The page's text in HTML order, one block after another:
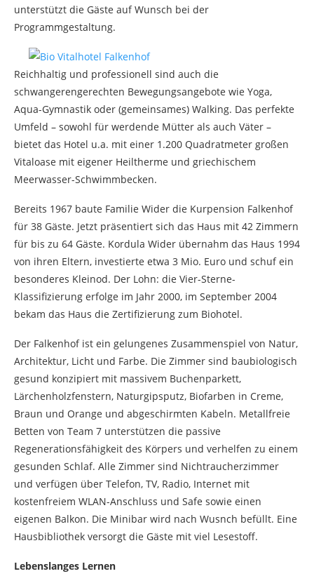
unterstützt die Gäste auf Wunsch bei der
Programmgestaltung.
Reichhaltig und professionell sind auch die
schwangerengerechten Bewegungsangebote wie Yoga,
Aqua-Gymnastik oder (gemeinsames) Walking. Das perfekte
Umfeld – sowohl für werdende Mütter als auch Väter –
bietet das Hotel u.a. mit einer 1.200 Quadratmeter großen
Vitaloase mit eigener Heiltherme und griechischem
Meerwasser-Schwimmbecken.
Bereits 1967 baute Familie Wider die Kurpension Falkenhof
für 38 Gäste. Jetzt präsentiert sich das Haus mit 42 Zimmern
für bis zu 64 Gäste. Kordula Wider übernahm das Haus 1994
von ihren Eltern, investierte etwa 3 Mio. Euro und schuf ein
besonderes Kleinod. Der Lohn: die Vier-Sterne-
Klassifizierung erfolge im Jahr 2000, im September 2004
bekam das Haus die Zertifizierung zum Biohotel.
Der Falkenhof ist ein gelungenes Zusammenspiel von Natur,
Architektur, Licht und Farbe. Die Zimmer sind baubiologisch
gesund konzipiert mit massivem Buchenparkett,
Lärchenholzfenstern, Naturgipsputz, Biofarben in Creme,
Braun und Orange und abgeschirmten Kabeln. Metallfreie
Betten von Team 7 unterstützen die passive
Regenerationsfähigkeit des Körpers und verhelfen zu einem
gesunden Schlaf. Alle Zimmer sind Nichtraucherzimmer
und verfügen über Telefon, TV, Radio, Internet mit
kostenfreiem WLAN-Anschluss und Safe sowie einen
eigenen Balkon. Die Minibar wird nach Wusnch befüllt. Eine
Hausbibliothek versorgt die Gäste mit viel Lesestoff.
Lebenslanges Lernen